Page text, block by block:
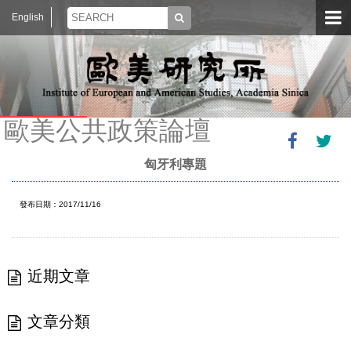
English
歐美公共政策論壇
匈牙利專題
發布日期：2017/11/16
近期文章
文章分類